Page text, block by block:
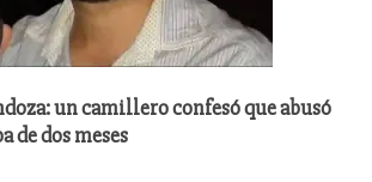
un camillero confesó que abusó
de dos meses